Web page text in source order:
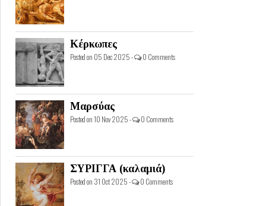
Κέρκωπες
Posted on 05 Dec 2025 - 0 Comments
Μαρσύας
Posted on 10 Nov 2025 - 0 Comments
ΣΥΡΙΓΓΑ (καλαμιά)
Posted on 31 Oct 2025 - 0 Comments